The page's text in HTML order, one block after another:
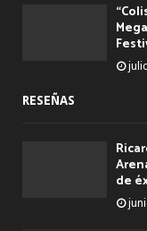
RESEÑAS
de